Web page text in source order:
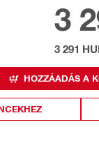
3
3 291
HOZZÁADÁS A